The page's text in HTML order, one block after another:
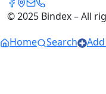
© 2025 Bindex – All
Home
Search